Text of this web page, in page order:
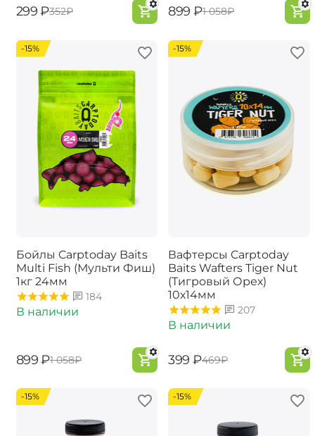
‍299‍ ₽‍352‍₽ ‍899‍ ₽‍1 058‍₽
-15%
Бойлы Carptoday Baits
Multi Fish (Мульти Фиш)
1кг 24мм
184
В наличии
‍899‍ ₽‍1 058‍₽
-15%
Вафтерсы Carptoday
Baits Wafters Tiger Nut
(Тигровый Орех)
10х14мм
207
В наличии
‍399‍ ₽‍469‍₽
-15% -15%